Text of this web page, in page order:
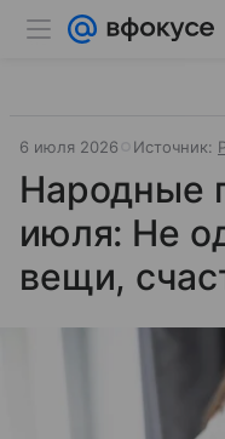
6 июля 2026 Источник:
Народные
июля: Не
вещи,